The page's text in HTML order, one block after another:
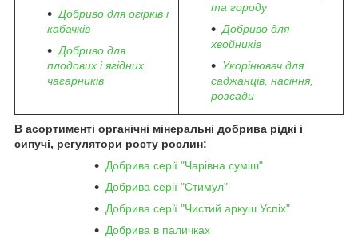
Добриво для огірків і
кабачків
Добриво для
плодових і ягідних
чагарників
та городу
Добриво для
хвойників
Укорінювач для
саджанців, насіння,
розсади
В асортименті органічні мінеральні добрива рідкі і
сипучі, регулятори росту рослин:
Добрива серії "Чарівна суміш"
Добрива серії "Стимул"
Добрива серії "Чистий аркуш Успіх"
Добрива в паличках